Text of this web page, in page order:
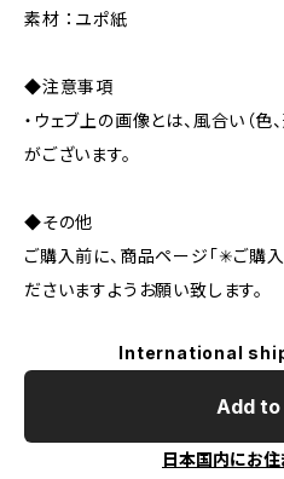
素材 ：ユポ紙
◆注意事項
・ウェブ上の画像とは、風合い（
がございます。
◆その他
ご購入前に、商品ページ「✳︎ご購
ださいますようお願い致します。
International
Add
日本国内にお